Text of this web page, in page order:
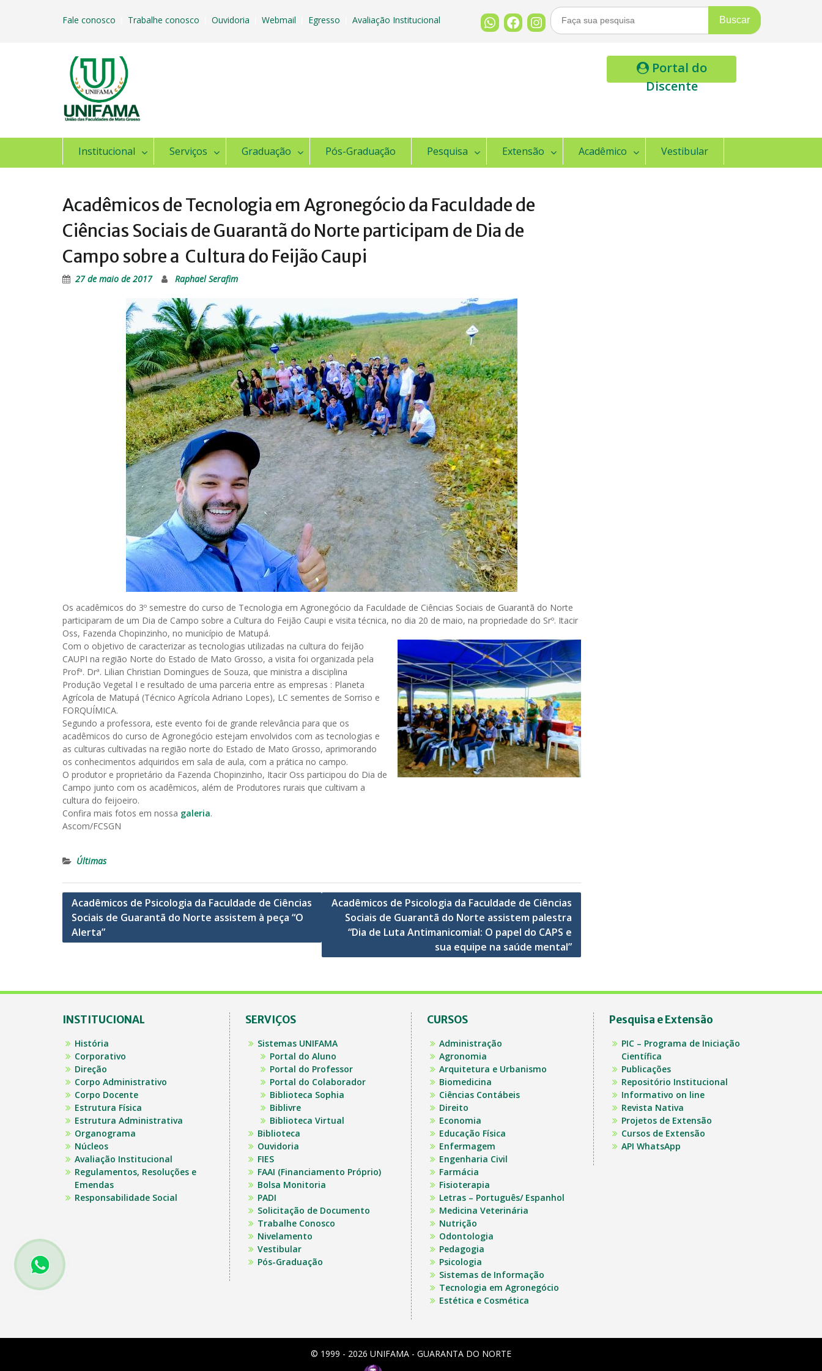
Fale conosco Trabalhe conosco Ouvidoria Webmail Egresso Avaliação Institucional
Buscar
Por:
Portal do
Discente
Institucional Serviços Graduação Pós-Graduação Pesquisa Extensão Acadêmico Vestibular
Acadêmicos de Tecnologia em Agronegócio da Faculdade de
Ciências Sociais de Guarantã do Norte participam de Dia de
Campo sobre a Cultura do Feijão Caupi
27 de maio de 2017 Raphael Serafim
Os acadêmicos do 3º semestre do curso de Tecnologia em Agronegócio da Faculdade de Ciências Sociais de Guarantã do Norte
participaram de um Dia de Campo sobre a Cultura do Feijão Caupi e visita técnica, no dia 20 de maio, na propriedade do Srº. Itacir
Oss, Fazenda Chopinzinho, no município de Matupá.
Com o objetivo de caracterizar as tecnologias utilizadas na cultura do feijão
CAUPI na região Norte do Estado de Mato Grosso, a visita foi organizada pela
Profª. Drª. Lilian Christian Domingues de Souza, que ministra a disciplina
Produção Vegetal I e resultado de uma parceria entre as empresas : Planeta
Agrícola de Matupá (Técnico Agrícola Adriano Lopes), LC sementes de Sorriso e
FORQUÍMICA.
Segundo a professora, este evento foi de grande relevância para que os
acadêmicos do curso de Agronegócio estejam envolvidos com as tecnologias e
as culturas cultivadas na região norte do Estado de Mato Grosso, aprimorando
os conhecimentos adquiridos em sala de aula, com a prática no campo.
O produtor e proprietário da Fazenda Chopinzinho, Itacir Oss participou do Dia de
Campo junto com os acadêmicos, além de Produtores rurais que cultivam a
cultura do feijoeiro.
Confira mais fotos em nossa galeria.
Ascom/FCSGN
Últimas
Navegação
de
Post
Acadêmicos de Psicologia da Faculdade de Ciências
Sociais de Guarantã do Norte assistem à peça “O
Alerta”
Acadêmicos de Psicologia da Faculdade de Ciências
Sociais de Guarantã do Norte assistem palestra
“Dia de Luta Antimanicomial: O papel do CAPS e
sua equipe na saúde mental”
INSTITUCIONAL
História
Corporativo
Direção
Corpo Administrativo
Corpo Docente
Estrutura Física
Estrutura Administrativa
Organograma
Núcleos
Avaliação Institucional
Regulamentos, Resoluções e
Emendas
Responsabilidade Social
SERVIÇOS
Sistemas UNIFAMA
Portal do Aluno
Portal do Professor
Portal do Colaborador
Biblioteca Sophia
Biblivre
Biblioteca Virtual
Biblioteca
Ouvidoria
FIES
FAAI (Financiamento Próprio)
Bolsa Monitoria
PADI
Solicitação de Documento
Trabalhe Conosco
Nivelamento
Vestibular
Pós-Graduação
CURSOS
Administração
Agronomia
Arquitetura e Urbanismo
Biomedicina
Ciências Contábeis
Direito
Economia
Educação Física
Enfermagem
Engenharia Civil
Farmácia
Fisioterapia
Letras – Português/ Espanhol
Medicina Veterinária
Nutrição
Odontologia
Pedagogia
Psicologia
Sistemas de Informação
Tecnologia em Agronegócio
Estética e Cosmética
Pesquisa e Extensão
PIC – Programa de Iniciação
Científica
Publicações
Repositório Institucional
Informativo on line
Revista Nativa
Projetos de Extensão
Cursos de Extensão
API WhatsApp
© 1999 - 2026 UNIFAMA - GUARANTA DO NORTE